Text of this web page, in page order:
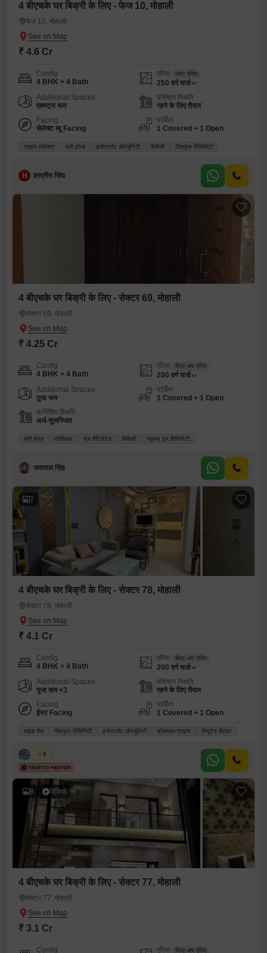
4 बीएचके घर बिक्री के लिए - फेज 10, मोहाली
फेज 10, मोहाली
₹ 4.6 Cr
Config
4 BHK + 4 Bath
एरिया प्लॉट एरिया
250 वर्ग यार्ड
Additional Spaces
एक्स्ट्रा रूम
पॉसेशन स्थिति
रहने के लिए तैयार
Facing
सेलेक्ट व्यू Facing
पार्किंग
1 Covered + 1 Open
प्राइम लोकेशन फ्री होल्ड इन्वेस्टमेंट ऑपर्चूनिटी फ़ैमिली पीसफुल विसिनिटी
H हरप्रीत सिंघ
4 बीएचके घर बिक्री के लिए - सेक्टर 69, मोहाली
सेक्टर 69, मोहाली
₹ 4.25 Cr
Config
4 BHK + 4 Bath
एरिया बिल्ट-अप एरिया
200 वर्ग यार्ड
Additional Spaces
पूजा रूम
पार्किंग
1 Covered + 1 Open
फर्निशिंग स्थिति
अर्ध-सुसज्जित
फ्री होल्ड स्पेशियस वेल वेंटिलेटेड फ़ैमिली स्कूल्स इन विसिनिटी
जसपाल सिंह
7
4 बीएचके घर बिक्री के लिए - सेक्टर 78, मोहाली
सेक्टर 78, मोहाली
₹ 4.1 Cr
Config
4 BHK + 4 Bath
एरिया बिल्ट-अप एरिया
200 वर्ग यार्ड
Additional Spaces
पूजा रूम +3
पॉसेशन स्थिति
रहने के लिए तैयार
Facing
ईस्ट Facing
पार्किंग
1 Covered + 1 Open
वाइड रोड पीसफुल विसिनिटी इन्वेस्टमेंट ऑपर्चूनिटी ब्रेकथ्रू प्राइस रिप्यूटेड बिल्डर
सोनिया
5
8 विडियो
4 बीएचके घर बिक्री के लिए - सेक्टर 77, मोहाली
सेक्टर 77, मोहाली
₹ 3.1 Cr
Config एरिया बिल्ट-अप एरिया